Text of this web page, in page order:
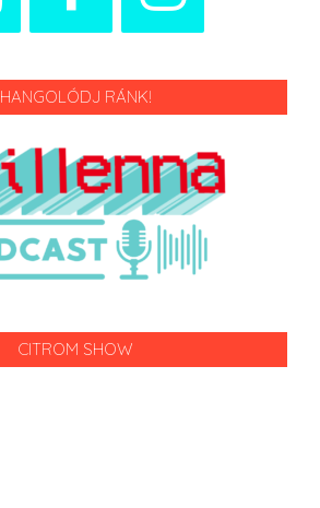
HANGOLÓDJ RÁNK!
CITROM SHOW